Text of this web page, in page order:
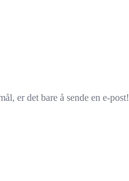
er det bare å sende en e-post!